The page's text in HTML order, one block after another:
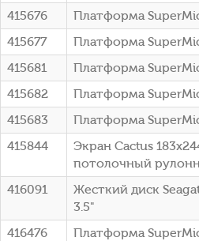
415676
Платформа
415677
Платформа
415681
Платформа
415682
Платформа
415683
Платформа
415844
Экран Cactus
потолочный
416091
Жесткий диск
3.5"
416476
Платформа